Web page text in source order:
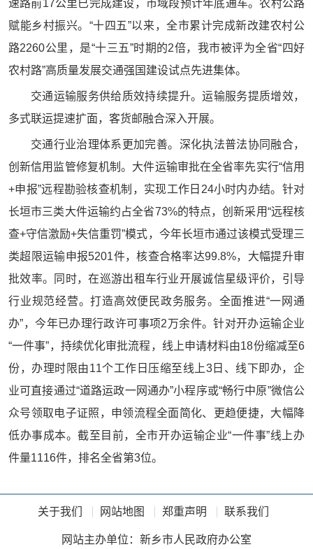
速路前17公里已完成建设，市域段预计年底通车。农村公路
赋能乡村振兴。“十四五”以来，全市累计完成新改建农村公
路2260公里，是“十三五”时期的2倍，我市被评为全省“四好
农村路”高质量发展交通强国建设试点先进集体。
交通运输服务供给质效持续提升。运输服务提质增效，
多式联运提速扩面，客货邮融合深入开展。
交通行业治理体系更加完善。深化执法普法协同融合，
创新信用监管修复机制。大件运输审批在全省率先实行“信用
+申报”远程勘验核查机制，实现工作日24小时内办结。针对
长垣市三类大件运输约占全省73%的特点，创新采用“远程核
查+守信激励+失信重罚”模式，今年长垣市通过该模式受理三
类超限运输申报5201件，核查合格率达99.8%，大幅提升审
批效率。同时，在巡游出租车行业开展诚信星级评价，引导
行业规范经营。打造高效便民政务服务。全面推进“一网通
办”，今年已办理行政许可事项2万余件。针对开办运输企业
“一件事”，持续优化审批流程，线上申请材料由18份缩减至6
份，办理时限由11个工作日压缩至线上3日、线下即办，企
业可直接通过“道路运政一网通办”小程序或“畅行中原”微信公
众号领取电子证照，申领流程全面简化、更趋便捷，大幅降
低办事成本。截至目前，全市开办运输企业“一件事”线上办
件量1116件，排名全省第3位。
关于我们 网站地图 郑重声明 联系我们
网站主办单位：新乡市人民政府办公室